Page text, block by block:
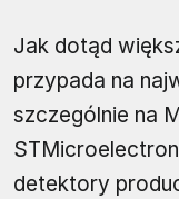
Jak dotąd
przypada na
szczególnie na
detektory